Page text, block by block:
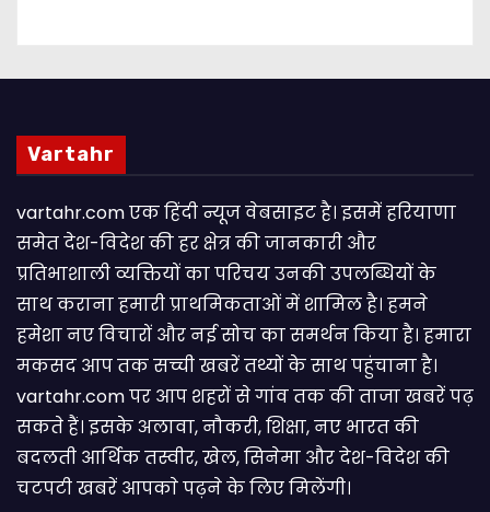
Vartahr
vartahr.com एक हिंदी न्यूज वेबसाइट है। इसमें हरियाणा
समेत देश-विदेश की हर क्षेत्र की जानकारी और
प्रतिभाशाली व्यक्तियों का परिचय उनकी उपलब्धियों के
साथ कराना हमारी प्राथमिकताओं में शामिल है। हमने
हमेशा नए विचारों और नई सोच का समर्थन किया है। हमारा
मकसद आप तक सच्ची खबरें तथ्यों के साथ पहुंचाना है।
vartahr.com पर आप शहरों से गांव तक की ताजा खबरें पढ़
सकते हैं। इसके अलावा, नौकरी, शिक्षा, नए भारत की
बदलती आर्थिक तस्वीर, खेल, सिनेमा और देश-विदेश की
चटपटी खबरें आपकाे पढ़ने के लिए मिलेंगी।